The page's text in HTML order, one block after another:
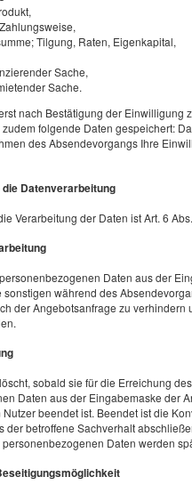
Tilgung, Raten, Eigenkapital,
Sache,
Sache.
nach Bestätigung der Einwilligung
folgende Daten gespeichert:
des Absendevorgangs Ihre
Datenverarbeitung
Verarbeitung der Daten ist Art. 6
Daten aus der
sonstigen während des
der Angebotsanfrage zu
sobald sie für die Erreichung
Daten aus der Eingabemaske der
beendet ist. Beendet ist die
der betroffene Sachverhalt
Daten werden